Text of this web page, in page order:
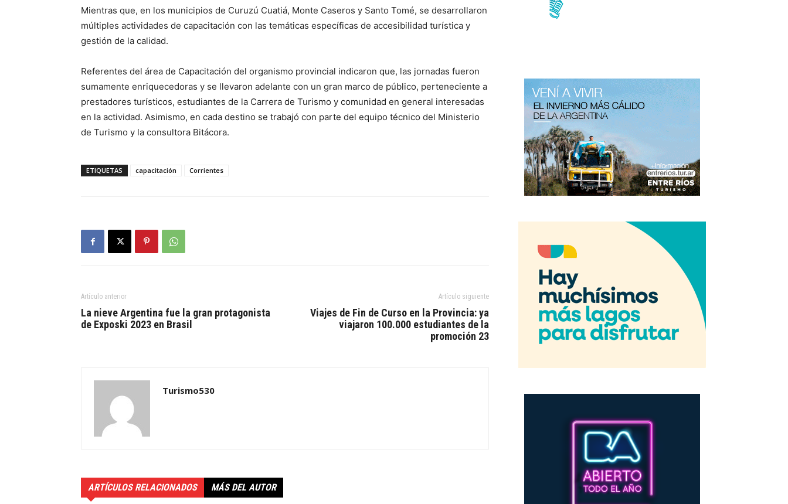
Mientras que, en los municipios de Curuzú Cuatiá, Monte Caseros y Santo Tomé, se desarrollaron
múltiples actividades de capacitación con las temáticas específicas de accesibilidad turística y
gestión de la calidad.
Referentes del área de Capacitación del organismo provincial indicaron que, las jornadas fueron
sumamente enriquecedoras y se llevaron adelante con un gran marco de público, perteneciente a
prestadores turísticos, estudiantes de la Carrera de Turismo y comunidad en general interesadas
en la actividad. Asimismo, en cada destino se trabajó con parte del equipo técnico del Ministerio
de Turismo y la consultora Bitácora.
ETIQUETAS capacitación Corrientes
Artículo anterior
La nieve Argentina fue la gran protagonista
de Exposki 2023 en Brasil
Artículo siguiente
Viajes de Fin de Curso en la Provincia: ya
viajaron 100.000 estudiantes de la
promoción 23
Turismo530
ARTÍCULOS RELACIONADOS MÁS DEL AUTOR